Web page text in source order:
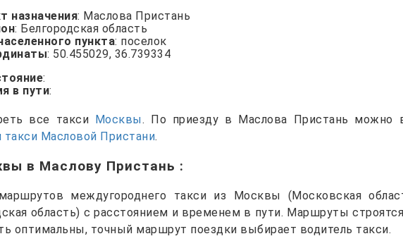
назначения: Маслова Пристань
: Белгородская область
пункта: поселок
: 50.455029, 36.739334
:
в пути:
все такси Москвы. По приезду в Маслова Пристань можно
такси Масловой Пристани.
в Маслову Пристань :
междугороднего такси из Москвы (Московская
область) с расстоянием и временем в пути. Маршруты
оптимальны, точный маршрут поездки выбирает водитель такси.